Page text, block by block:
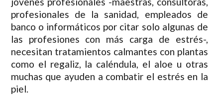
profesionales de la sanidad, empleados de
banco o informáticos por citar solo algunas de
las profesiones con más carga de estrés-,
necesitan tratamientos calmantes con plantas
como el regaliz, la caléndula, el aloe u otras
muchas que ayuden a combatir el estrés en la
piel.